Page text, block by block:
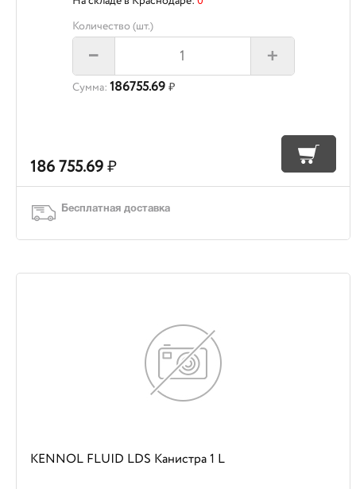
Количество (шт.)
– +
Сумма: 186755.69 ₽
186 755.69₽
Бесплатная доставка
KENNOL FLUID LDS Канистра 1 L